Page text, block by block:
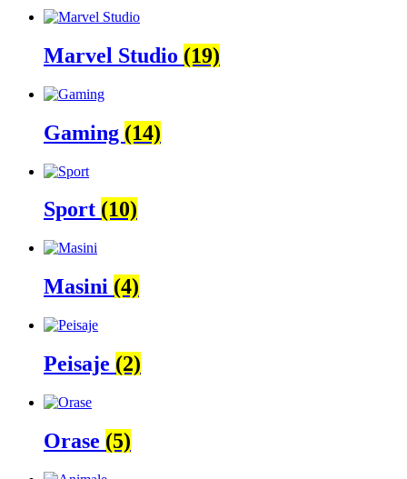
Marvel Studio (19)
Gaming (14)
Sport (10)
Masini (4)
Peisaje (2)
Orase (5)